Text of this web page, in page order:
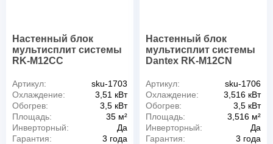
Настенный блок
мультисплит системы
RK-M12СC
Артикул:
sku-1703
Охлаждение:
3,51 кВт
Обогрев:
3,5 кВт
Площадь:
35 м²
Инверторный:
Да
Гарантия:
3 года
Настенный блок
мультисплит системы
Dantex RK-M12CN
Артикул:
sku-1706
Охлаждение:
3,516 кВт
Обогрев:
3,5 кВт
Площадь:
3,516 м²
Инверторный:
Да
Гарантия:
3 года